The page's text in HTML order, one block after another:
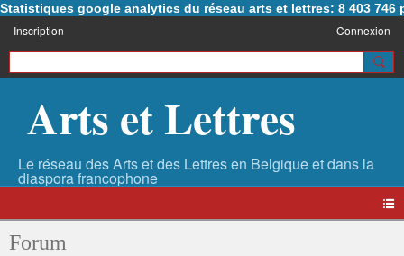
Statistiques google analytics du réseau arts et lettres: 8 403 746
Inscription Connexion
Arts et Lettres
Forum